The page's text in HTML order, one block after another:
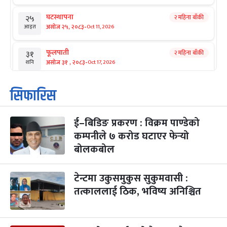
२५
आइत
घटस्थापना
असोज २५, २०८३-Oct 11, 2026
२ महिना बाँकी
३१
शनि
फूलपाती
असोज ३१ , २०८३-Oct 17, 2026
२ महिना बाँकी
१
आइत
कार्तिक सङ्क्रान्ति
कार्तिक १, २०८३
३
मंगल
महानवमी
कार्तिक ३, २०८३-Oct 20, 2026
२ महिना बाँकी
४
५
बिहि
पापा‌ङ्कुशा एकादशी व्रत
कार्तिक ५, २०८३
२ महिना बाँकी
सिफारिस
ई–बिडिङ प्रकरण : विक्रम पाण्डेको
कम्पनीले ७ करोड घटाएर फेर्‍यो
बोलकबोल
टेन्टमा उकुसमुकुस सुकुमवासी :
तत्काललाई ठिक, भविष्य अनिश्चित